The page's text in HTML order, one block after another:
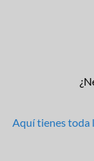
Aquí tienes toda